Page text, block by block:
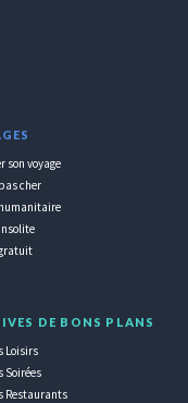
son voyage
cher
DE BONS PLANS
Loisirs
Soirées
Restaurants